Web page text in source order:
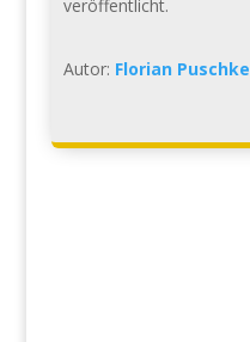
veröffentlicht.
Autor: Florian Puschke